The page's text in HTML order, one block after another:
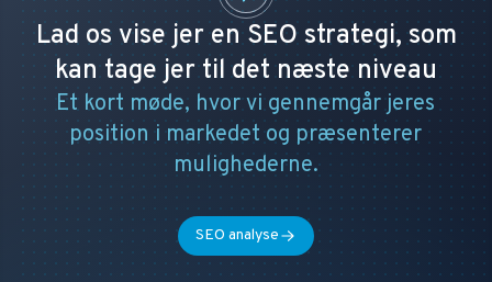
Lad os vise jer en SEO strategi, som
kan tage jer til det næste niveau
Et kort møde, hvor vi gennemgår jeres
position i markedet og præsenterer
mulighederne.
SEO analyse